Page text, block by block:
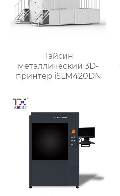
Тайсин
металлический 3D-
принтер iSLM420DN